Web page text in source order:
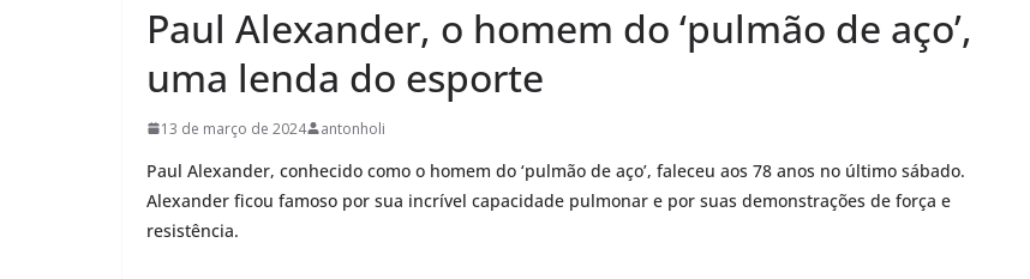
Paul Alexander, o homem do ‘pulmão de aço’,
uma lenda do esporte
13 de março de 2024 antonholi
Paul Alexander, conhecido como o homem do ‘pulmão de aço’, faleceu aos 78 anos no último sábado.
Alexander ficou famoso por sua incrível capacidade pulmonar e por suas demonstrações de força e
resistência.